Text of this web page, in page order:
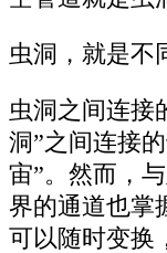
虫洞，就是不
虫洞之间连接
洞”之间连接
宙”。然而，
界的通道也掌
可以随时变换